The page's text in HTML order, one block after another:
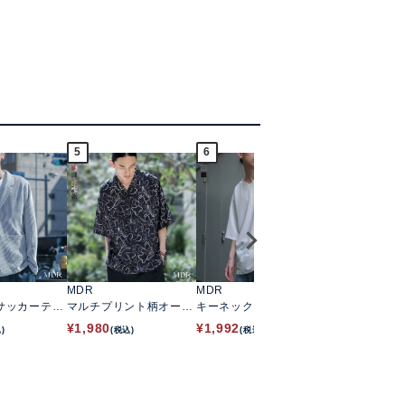
ッカーテー
ト
)
5
MDR
マルチプリント柄オープ
ンカラーシャツ
¥1,980(税込)
6
MDR
キーネックニットソート
ップス
¥1,992(税込)